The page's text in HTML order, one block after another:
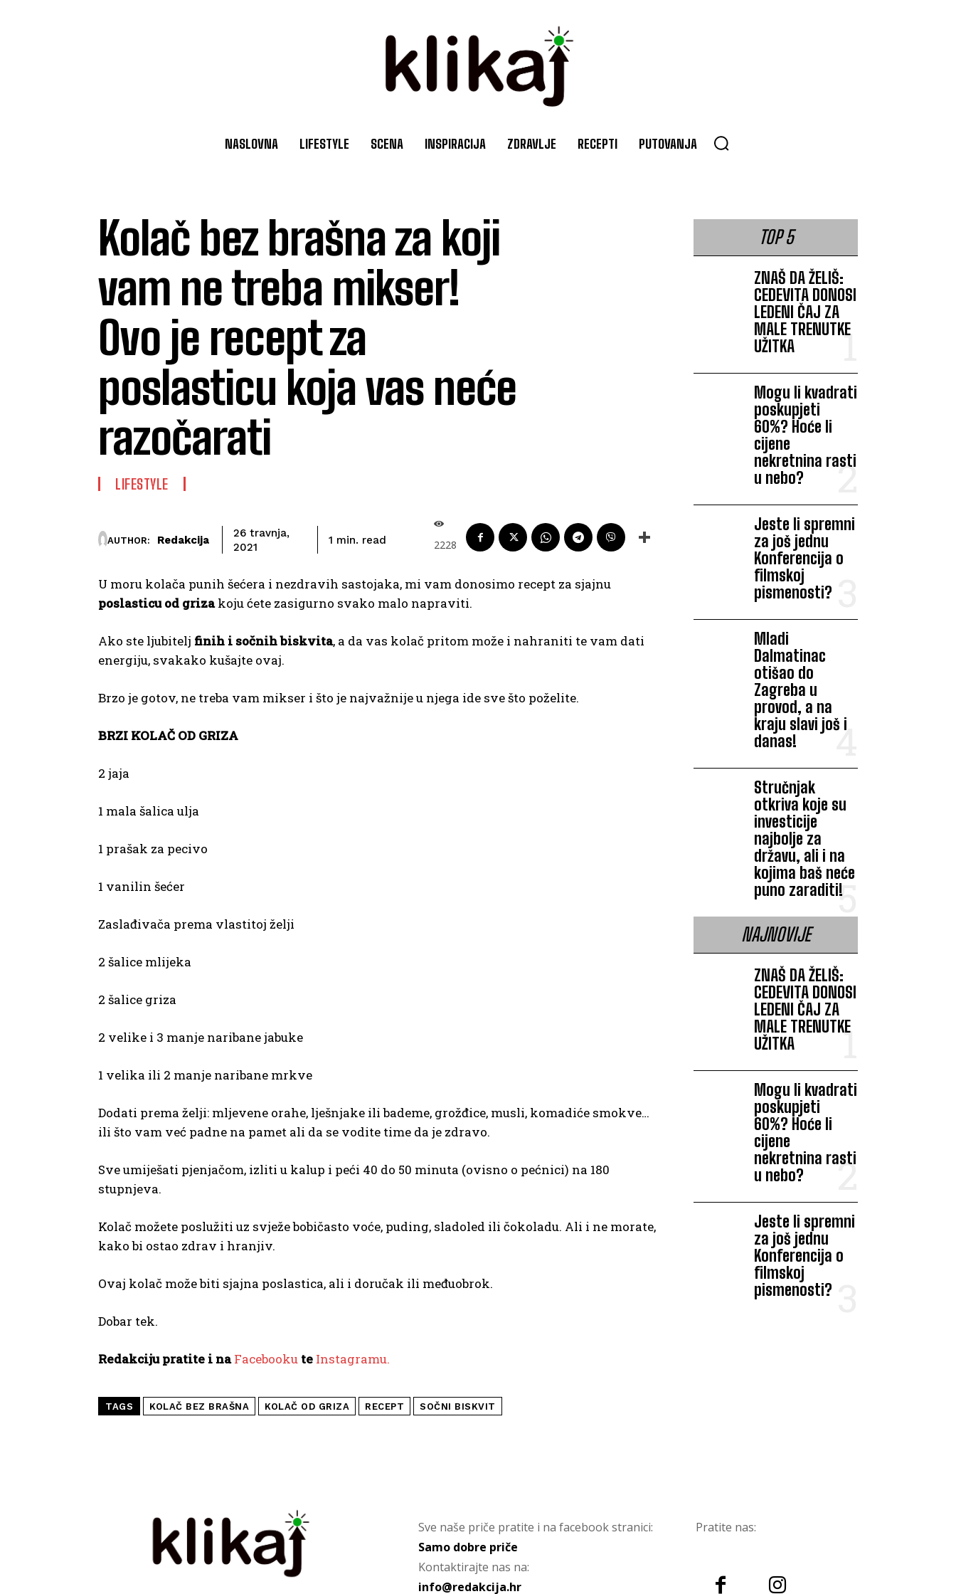
NASLOVNA LIFESTYLE SCENA INSPIRACIJA ZDRAVLJE RECEPTI PUTOVANJA
Kolač bez brašna za koji
vam ne treba mikser!
Ovo je recept za
poslasticu koja vas neće
razočarati
LIFESTYLE
AUTHOR: Redakcija
26 travnja,
2021
1 min. read 2228
U moru kolača punih šećera i nezdravih sastojaka, mi vam donosimo recept za sjajnu
poslasticu od grizakoju ćete zasigurno svako malo napraviti.
Ako ste ljubitelj finih i sočnih biskvita, a da vas kolač pritom može i nahraniti te vam dati
energiju, svakako kušajte ovaj.
Brzo je gotov, ne treba vam mikser i što je najvažnije u njega ide sve što poželite.
BRZI KOLAČ OD GRIZA
2 jaja
1 mala šalica ulja
1 prašak za pecivo
1 vanilin šećer
Zaslađivača prema vlastitoj želji
2 šalice mlijeka
2 šalice griza
2 velike i 3 manje naribane jabuke
1 velika ili 2 manje naribane mrkve
Dodati prema želji: mljevene orahe, lješnjake ili bademe, grožđice, musli, komadiće smokve…
ili što vam već padne na pamet ali da se vodite time da je zdravo.
Sve umiješati pjenjačom, izliti u kalup i peći 40 do 50 minuta (ovisno o pećnici) na 180
stupnjeva.
Kolač možete poslužiti uz svježe bobičasto voće, puding, sladoled ili čokoladu. Ali i ne morate,
kako bi ostao zdrav i hranjiv.
Ovaj kolač može biti sjajna poslastica, ali i doručak ili međuobrok.
Dobar tek.
Redakciju pratite i na Facebooku te Instagramu.
TAGS KOLAČ BEZ BRAŠNA KOLAČ OD GRIZA RECEPT SOČNI BISKVIT
TOP 5
ZNAŠ DA ŽELIŠ:
CEDEVITA DONOSI
LEDENI ČAJ ZA
MALE TRENUTKE
UŽITKA
Mogu li kvadrati
poskupjeti
60%? Hoće li
cijene
nekretnina rasti
u nebo?
Jeste li spremni
za još jednu
Konferencija o
filmskoj
pismenosti?
Mladi
Dalmatinac
otišao do
Zagreba u
provod, a na
kraju slavi još i
danas!
Stručnjak
otkriva koje su
investicije
najbolje za
državu, ali i na
kojima baš neće
puno zaraditi!
NAJNOVIJE
ZNAŠ DA ŽELIŠ:
CEDEVITA DONOSI
LEDENI ČAJ ZA
MALE TRENUTKE
UŽITKA
Mogu li kvadrati
poskupjeti
60%? Hoće li
cijene
nekretnina rasti
u nebo?
Jeste li spremni
za još jednu
Konferencija o
filmskoj
pismenosti?
Sve naše priče pratite i na facebook stranici:
Samo dobre priče
Kontaktirajte nas na:
info@redakcija.hr
Pratite nas: